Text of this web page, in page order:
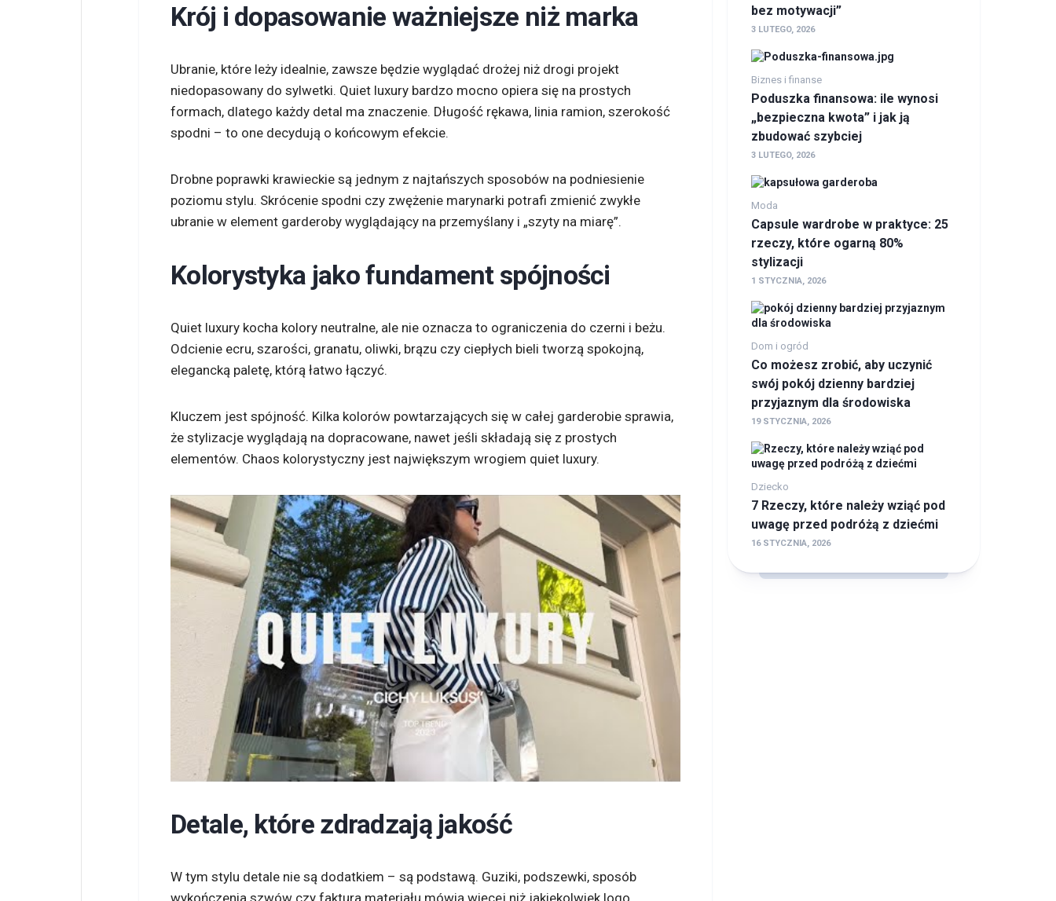
Krój i dopasowanie ważniejsze niż marka
Ubranie, które leży idealnie, zawsze będzie wyglądać drożej niż drogi projekt
niedopasowany do sylwetki. Quiet luxury bardzo mocno opiera się na prostych
formach, dlatego każdy detal ma znaczenie. Długość rękawa, linia ramion, szerokość
spodni – to one decydują o końcowym efekcie.
Drobne poprawki krawieckie są jednym z najtańszych sposobów na podniesienie
poziomu stylu. Skrócenie spodni czy zwężenie marynarki potrafi zmienić zwykłe
ubranie w element garderoby wyglądający na przemyślany i „szyty na miarę”.
Kolorystyka jako fundament spójności
Quiet luxury kocha kolory neutralne, ale nie oznacza to ograniczenia do czerni i beżu.
Odcienie ecru, szarości, granatu, oliwki, brązu czy ciepłych bieli tworzą spokojną,
elegancką paletę, którą łatwo łączyć.
Kluczem jest spójność. Kilka kolorów powtarzających się w całej garderobie sprawia,
że stylizacje wyglądają na dopracowane, nawet jeśli składają się z prostych
elementów. Chaos kolorystyczny jest największym wrogiem quiet luxury.
Detale, które zdradzają jakość
W tym stylu detale nie są dodatkiem – są podstawą. Guziki, podszewki, sposób
wykończenia szwów czy faktura materiału mówią więcej niż jakiekolwiek logo.
bez motywacji”
3 LUTEGO, 2026
Biznes i finanse
Poduszka finansowa: ile wynosi
„bezpieczna kwota” i jak ją
zbudować szybciej
3 LUTEGO, 2026
Moda
Capsule wardrobe w praktyce: 25
rzeczy, które ogarną 80%
stylizacji
1 STYCZNIA, 2026
Dom i ogród
Co możesz zrobić, aby uczynić
swój pokój dzienny bardziej
przyjaznym dla środowiska
19 STYCZNIA, 2026
Dziecko
7 Rzeczy, które należy wziąć pod
uwagę przed podróżą z dziećmi
16 STYCZNIA, 2026